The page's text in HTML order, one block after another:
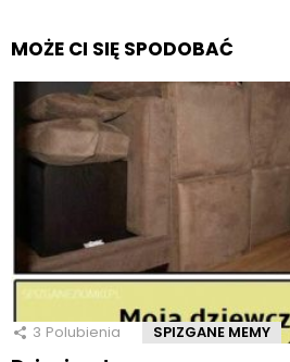
MOŻE CI SIĘ SPODOBAĆ
3 Polubienia SPIZGANE MEMY